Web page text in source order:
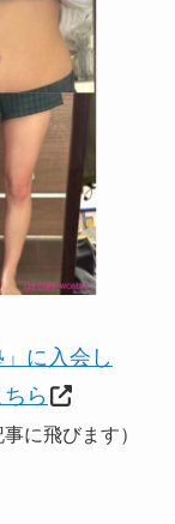
に入会し
ら
に飛びます）